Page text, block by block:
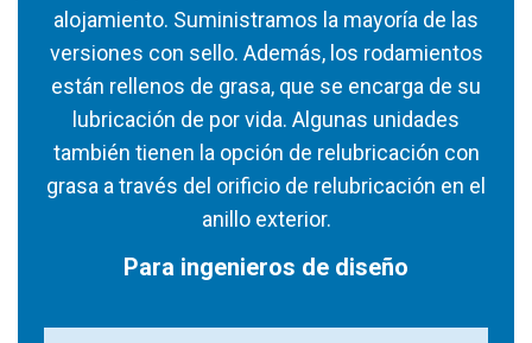
alojamiento. Suministramos la mayoría de las
versiones con sello. Además, los rodamientos
están rellenos de grasa, que se encarga de su
lubricación de por vida. Algunas unidades
también tienen la opción de relubricación con
grasa a través del orificio de relubricación en el
anillo exterior.
Para ingenieros de diseño